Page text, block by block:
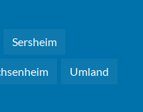
Sersheim
Umland